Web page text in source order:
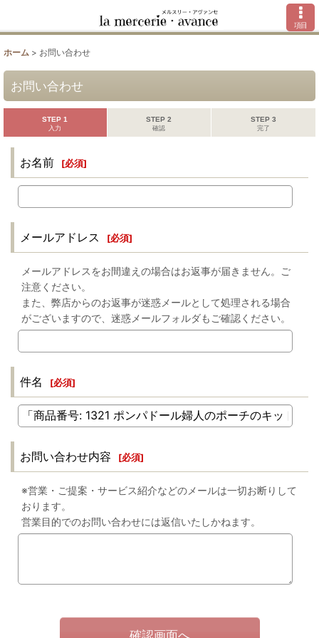
項目
ホーム > お問い合わせ
お問い合わせ
STEP 1
入力
STEP 2
確認
STEP 3
完了
お名前 [必須]
メールアドレス [必須]
メールアドレスをお間違えの場合はお返事が届きません。ご
注意ください。
また、弊店からのお返事が迷惑メールとして処理される場合
がございますので、迷惑メールフォルダもご確認ください。
件名 [必須]
お問い合わせ内容 [必須]
※営業・ご提案・サービス紹介などのメールは一切お断りして
おります。
営業目的でのお問い合わせには返信いたしかねます。
確認画面へ